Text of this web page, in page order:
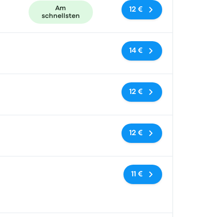
Am
schnellsten
12 €
Keine Tags
14 €
Keine Tags
12 €
Keine Tags
12 €
Keine Tags
11 €